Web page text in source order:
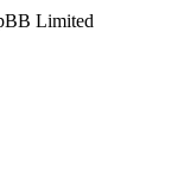
Limited